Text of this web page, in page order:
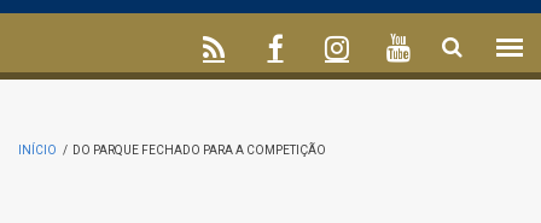
INÍCIO / DO PARQUE FECHADO PARA A COMPETIÇÃO